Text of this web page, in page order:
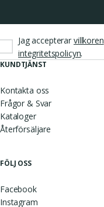
Jag accepterar villkoren
integritetspolicyn.
KUNDTJÄNST
Kontakta oss
Frågor & Svar
Kataloger
Återförsäljare
FÖLJ OSS
Facebook
Instagram